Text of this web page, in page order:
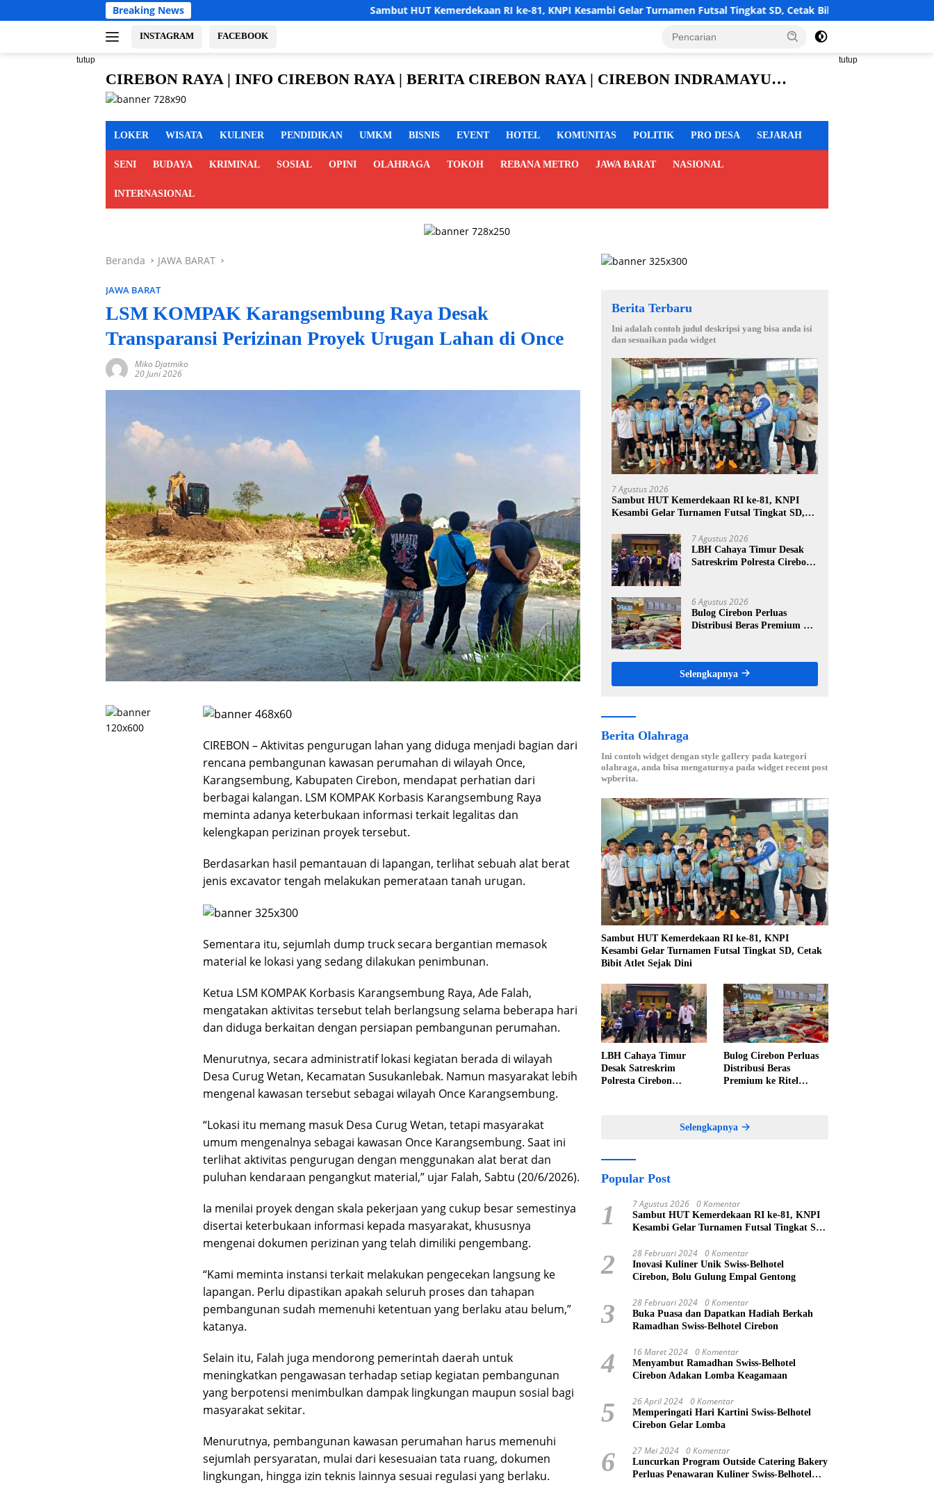
ke
Breaking News Sambut HUT Kemerdekaan RI ke-81, KNPI Kesambi Gelar Turnamen Futsal Tingkat SD, Cetak Bibit Atlet Sejak Dini
INSTAGRAM FACEBOOK
tutup tutup
CIREBON RAYA | INFO CIREBON RAYA | BERITA CIREBON RAYA | CIREBON INDRAMAYU
MAJALENGKA KUNINGAN
cirebon
info
raya,
cirebon
kuningan
LOKER WISATA KULINER PENDIDIKAN UMKM BISNIS EVENT HOTEL KOMUNITAS POLITIK PRO DESA SEJARAH
SENI BUDAYA KRIMINAL SOSIAL OPINI OLAHRAGA TOKOH REBANA METRO JAWA BARAT NASIONAL
INTERNASIONAL
Beranda JAWA BARAT
JAWA BARAT
LSM KOMPAK Karangsembung Raya Desak
Transparansi Perizinan Proyek Urugan Lahan di Once
Miko Djatmiko
20 Juni 2026
CIREBON – Aktivitas pengurugan lahan yang diduga menjadi bagian dari
rencana pembangunan kawasan perumahan di wilayah Once,
Karangsembung, Kabupaten Cirebon, mendapat perhatian dari
berbagai kalangan. LSM KOMPAK Korbasis Karangsembung Raya
meminta adanya keterbukaan informasi terkait legalitas dan
kelengkapan perizinan proyek tersebut.
Berdasarkan hasil pemantauan di lapangan, terlihat sebuah alat berat
jenis excavator tengah melakukan pemerataan tanah urugan.
Sementara itu, sejumlah dump truck secara bergantian memasok
material ke lokasi yang sedang dilakukan penimbunan.
Ketua LSM KOMPAK Korbasis Karangsembung Raya, Ade Falah,
mengatakan aktivitas tersebut telah berlangsung selama beberapa hari
dan diduga berkaitan dengan persiapan pembangunan perumahan.
Menurutnya, secara administratif lokasi kegiatan berada di wilayah
Desa Curug Wetan, Kecamatan Susukanlebak. Namun masyarakat lebih
mengenal kawasan tersebut sebagai wilayah Once Karangsembung.
“Lokasi itu memang masuk Desa Curug Wetan, tetapi masyarakat
umum mengenalnya sebagai kawasan Once Karangsembung. Saat ini
terlihat aktivitas pengurugan dengan menggunakan alat berat dan
puluhan kendaraan pengangkut material,” ujar Falah, Sabtu (20/6/2026).
Ia menilai proyek dengan skala pekerjaan yang cukup besar semestinya
disertai keterbukaan informasi kepada masyarakat, khususnya
mengenai dokumen perizinan yang telah dimiliki pengembang.
“Kami meminta instansi terkait melakukan pengecekan langsung ke
lapangan. Perlu dipastikan apakah seluruh proses dan tahapan
pembangunan sudah memenuhi ketentuan yang berlaku atau belum,”
katanya.
Selain itu, Falah juga mendorong pemerintah daerah untuk
meningkatkan pengawasan terhadap setiap kegiatan pembangunan
yang berpotensi menimbulkan dampak lingkungan maupun sosial bagi
masyarakat sekitar.
Menurutnya, pembangunan kawasan perumahan harus memenuhi
sejumlah persyaratan, mulai dari kesesuaian tata ruang, dokumen
lingkungan, hingga izin teknis lainnya sesuai regulasi yang berlaku.
Berita Terbaru
Ini adalah contoh judul deskripsi yang bisa anda isi
dan sesuaikan pada widget
7 Agustus 2026
Sambut HUT Kemerdekaan RI ke-81, KNPI
Kesambi Gelar Turnamen Futsal Tingkat SD,
7 Agustus 2026
LBH Cahaya Timur Desak
Satreskrim Polresta Cirebon
Kuwu Pabedilan Kidul
6 Agustus 2026
Bulog Cirebon Perluas
Distribusi Beras Premium ke
Selengkapnya
Berita Olahraga
Ini contoh widget dengan style gallery pada kategori
olahraga, anda bisa mengaturnya pada widget recent post
wpberita.
Sambut HUT Kemerdekaan RI ke-81, KNPI
Kesambi Gelar Turnamen Futsal Tingkat SD, Cetak
Bibit Atlet Sejak Dini
LBH Cahaya Timur
Desak Satreskrim
Polresta Cirebon
Bulog Cirebon Perluas
Distribusi Beras
Premium ke Ritel
Selengkapnya
Popular Post
1 7 Agustus 2026 0 Komentar
Sambut HUT Kemerdekaan RI ke-81, KNPI
Kesambi Gelar Turnamen Futsal Tingkat SD,
2 28 Februari 2024 0 Komentar
Inovasi Kuliner Unik Swiss-Belhotel
Cirebon, Bolu Gulung Empal Gentong
3 28 Februari 2024 0 Komentar
Buka Puasa dan Dapatkan Hadiah Berkah
Ramadhan Swiss-Belhotel Cirebon
4 16 Maret 2024 0 Komentar
Menyambut Ramadhan Swiss-Belhotel
Cirebon Adakan Lomba Keagamaan
5 26 April 2024 0 Komentar
Memperingati Hari Kartini Swiss-Belhotel
Cirebon Gelar Lomba
6 27 Mei 2024 0 Komentar
Luncurkan Program Outside Catering Bakery
Perluas Penawaran Kuliner Swiss-Belhotel